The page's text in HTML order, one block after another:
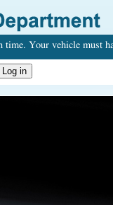
Your vehicle must